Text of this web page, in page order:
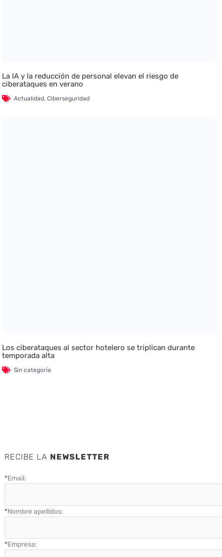
La IA y la reducción de personal elevan el riesgo de
ciberataques en verano
Actualidad,Ciberseguridad
Los ciberataques al sector hotelero se triplican durante
temporada alta
Sin categoría
RECIBE LA NEWSLETTER
*Email:
*Nombre apellidos:
*Empresa: